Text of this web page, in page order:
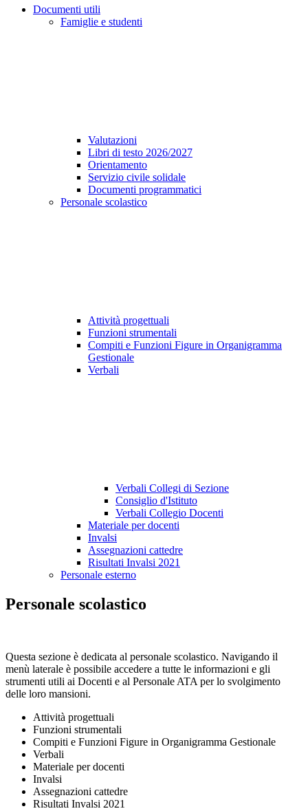
Documenti utili
Famiglie e studenti
Valutazioni
Libri di testo 2026/2027
Orientamento
Servizio civile solidale
Documenti programmatici
Personale scolastico
Attività progettuali
Funzioni strumentali
Compiti e Funzioni Figure in Organigramma
Gestionale
Verbali
Verbali Collegi di Sezione
Consiglio d'Istituto
Verbali Collegio Docenti
Materiale per docenti
Invalsi
Assegnazioni cattedre
Risultati Invalsi 2021
Personale esterno
Personale scolastico
Questa sezione è dedicata al personale scolastico. Navigando il
menù laterale è possibile accedere a tutte le informazioni e gli
strumenti utili ai Docenti e al Personale ATA per lo svolgimento
delle loro mansioni.
Attività progettuali
Funzioni strumentali
Compiti e Funzioni Figure in Organigramma Gestionale
Verbali
Materiale per docenti
Invalsi
Assegnazioni cattedre
Risultati Invalsi 2021